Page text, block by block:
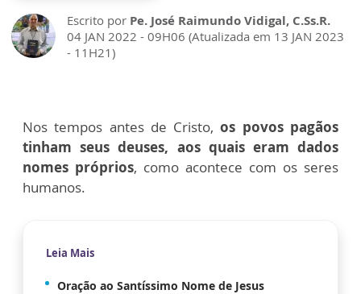
Escrito por Pe. José Raimundo Vidigal, C.Ss.R.
04 JAN 2022 - 09H06 (Atualizada em 13 JAN 2023
- 11H21)
Nos tempos antes de Cristo,os povos pagãos
tinham seus deuses, aos quais eram dados
nomes próprios, como acontece com os seres
humanos.
Leia Mais
Oração ao Santíssimo Nome de Jesus